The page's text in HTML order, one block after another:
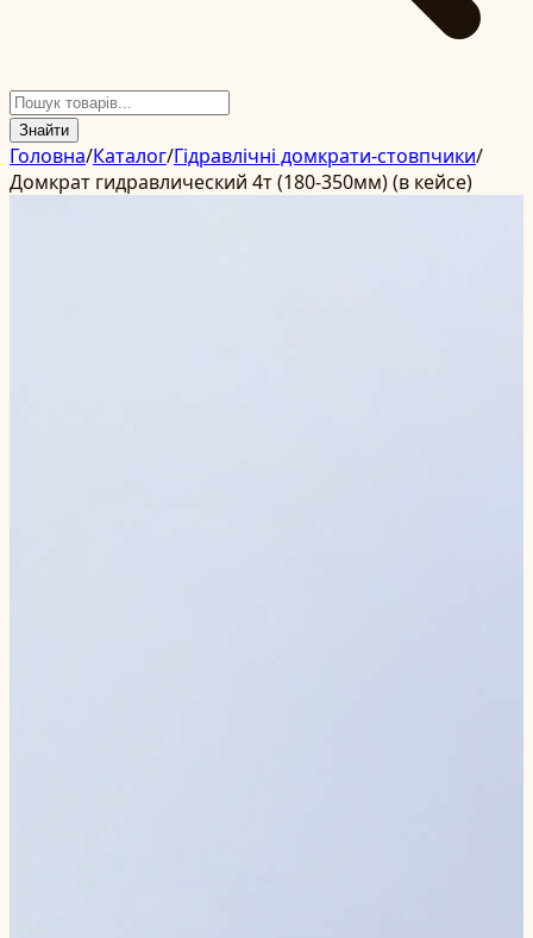
Знайти
Головна/Каталог/Гідравлічні домкрати-стовпчики/
Домкрат гидравлический 4т (180-350мм) (в кейсе)